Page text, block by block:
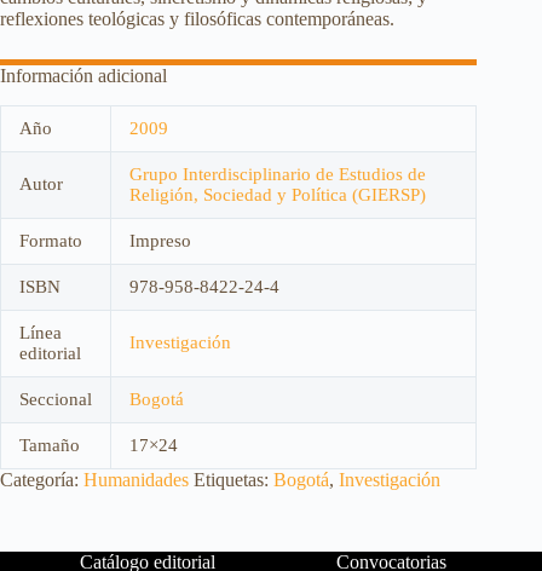
reflexiones teológicas y filosóficas contemporáneas.
Información adicional
Año 2009
Autor
Grupo Interdisciplinario de Estudios de
Religión, Sociedad y Política (GIERSP)
Formato Impreso
ISBN 978-958-8422-24-4
Línea
editorial
Investigación
Seccional Bogotá
Tamaño 17×24
Categoría: Humanidades Etiquetas: Bogotá, Investigación
Catálogo editorial Convocatorias